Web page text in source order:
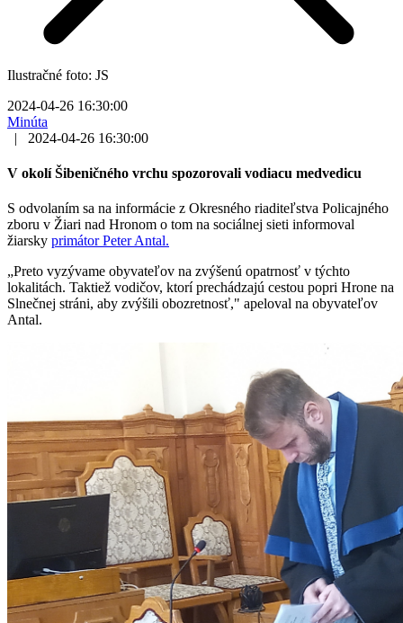
Ilustračné foto: JS
2024-04-26 16:30:00
Minúta
|
2024-04-26 16:30:00
V okolí Šibeničného vrchu spozorovali vodiacu medvedicu
S odvolaním sa na informácie z Okresného riaditeľstva Policajného
zboru v Žiari nad Hronom o tom na sociálnej sieti informoval
žiarsky primátor Peter Antal.
„Preto vyzývame obyvateľov na zvýšenú opatrnosť v týchto
lokalitách. Taktiež vodičov, ktorí prechádzajú cestou popri Hrone na
Slnečnej stráni, aby zvýšili obozretnosť," apeloval na obyvateľov
Antal.